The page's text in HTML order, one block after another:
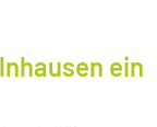
ein